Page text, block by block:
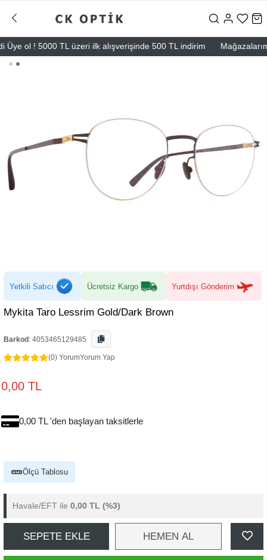
ol ! 5000 TL üzeri ilk alışverişinde 500 TL indirim
Yetkili Satıcı Ücretsiz Kargo Yurtdışı Gönderim
Mykita Taro Lessrim Gold/Dark Brown
Barkod : 4053465129485
(0) YorumYorum Yap
0,00 TL
0,00 TL 'den başlayan taksitlerle
Ölçü Tablosu
Havale/EFT ile 0,00 TL (%3)
SEPETE EKLE HEMEN AL